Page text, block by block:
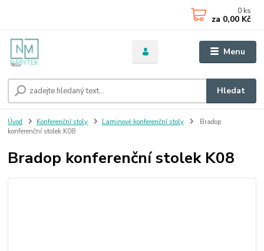
Menu
Hledat
0 ks
za 0,00 Kč
Úvod Konferenční stoly Laminové konferenční stoly
Bradop
konferenční stolek K08
Bradop konferenční stolek K08